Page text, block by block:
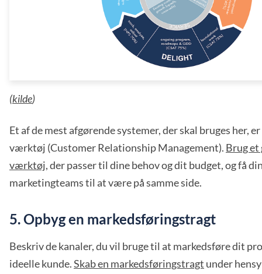
(kilde)
Et af de mest afgørende systemer, der skal bruges her,
værktøj (Customer Relationship Management). Brug et
værktøj, der passer til dine behov og dit budget, og få
marketingteams til at være på samme side.
5. Opbyg en markedsføringstragt
Beskriv de kanaler, du vil bruge til at markedsføre dit
ideelle kunde.Skab en markedsføringstragt under